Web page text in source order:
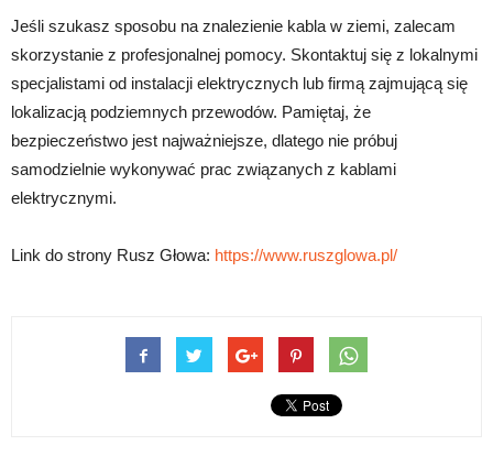
Jeśli szukasz sposobu na znalezienie kabla w ziemi, zalecam
skorzystanie z profesjonalnej pomocy. Skontaktuj się z lokalnymi
specjalistami od instalacji elektrycznych lub firmą zajmującą się
lokalizacją podziemnych przewodów. Pamiętaj, że
bezpieczeństwo jest najważniejsze, dlatego nie próbuj
samodzielnie wykonywać prac związanych z kablami
elektrycznymi.
Link do strony Rusz Głowa: https://www.ruszglowa.pl/